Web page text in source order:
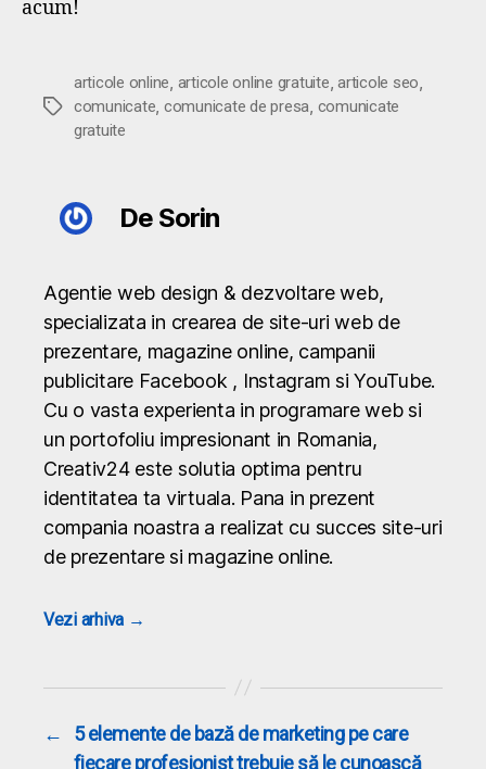
acum!
Etichete
articole online articole online gratuite ,articole seo
comunicate comunicate de presa comunicate
gratuite
De Sorin
Agentie web design & dezvoltare web,
specializata in crearea de site-uri web de
prezentare, magazine online, campanii
publicitare Facebook , Instagram si YouTube.
Cu o vasta experienta in programare web si
un portofoliu impresionant in Romania,
Creativ24 este solutia optima pentru
identitatea ta virtuala. Pana in prezent
compania noastra a realizat cu succes site-uri
de prezentare si magazine online.
Vezi arhiva →
←
5 elemente de bază de marketing pe care
fiecare profesionist trebuie să le cunoască